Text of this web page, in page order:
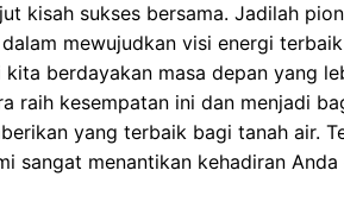
kisah sukses bersama. Jadilah
mewujudkan visi energi
kita berdayakan masa depan yang
raih kesempatan ini dan menjadi
yang terbaik bagi tanah air.
sangat menantikan kehadiran